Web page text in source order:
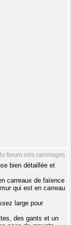
forum sols carrelages
bien détaillée et
carreaux de faïence
qui est en carreau
large pour
des gants et un